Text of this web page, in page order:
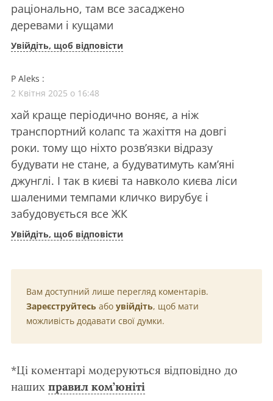
раціонально, там все засаджено
деревами і кущами
Увійдіть, щоб відповісти
P Aleks :
2 Квітня 2025 о 16:48
хай краще періодично воняє, а ніж
транспортний колапс та жахіття на довгі
роки. тому що ніхто розв’язки відразу
будувати не стане, а будуватимуть кам’яні
джунглі. І так в києві та навколо києва ліси
шаленими темпами кличко вирубує і
забудовується все ЖК
Увійдіть, щоб відповісти
Вам доступний лише перегляд коментарів.
Зареєструйтесь або увійдіть, щоб мати
можливість додавати свої думки.
*Ці коментарі модеруються відповідно до
наших правил ком’юніті